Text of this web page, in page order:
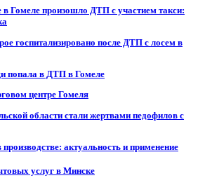
в Гомеле произошло ДТП с участием такси:
госпитализировано после ДТП с лосем в
попала в ДТП в Гомеле
центре Гомеля
области стали жертвами педофилов с
актуальность и применение
услуг в Минске